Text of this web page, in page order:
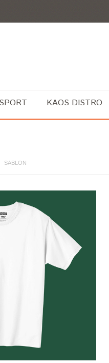
KAOS DISTRO
SABLON